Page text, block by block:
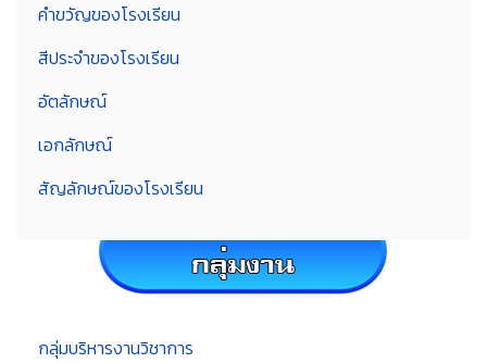
คำขวัญของโรงเรียน
สีประจำของโรงเรียน
อัตลักษณ์
เอกลักษณ์
สัญลักษณ์ของโรงเรียน
กลุ่มบริหารงานวิชาการ